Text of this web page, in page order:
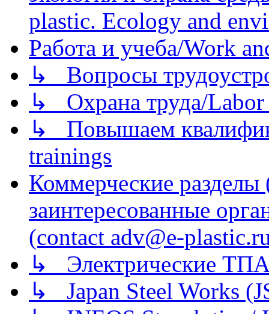
plastic. Ecology and
Работа и учеба/Work
↳ Вопросы
↳ Охрана труда/Labor
↳ Повышаем
trainings
Коммерческие
заинтересованные
(contact adv@e-
↳ Электрические
↳ Japan Steel Works